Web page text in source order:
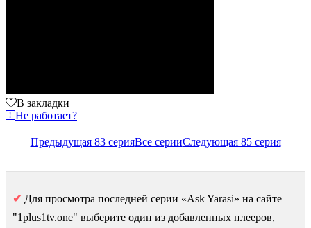
В закладки
Не работает?
Предыдущая 83 серияВсе серииСледующая 85 серия
✔ Для просмотра последней серии «Ask Yarasi» на сайте
"1plus1tv.one" выберите один из добавленных плееров,